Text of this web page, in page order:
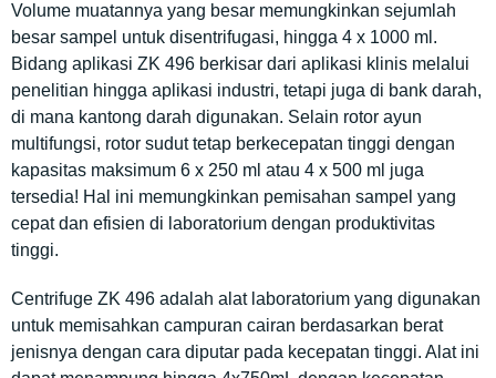
Volume muatannya yang besar memungkinkan sejumlah
besar sampel untuk disentrifugasi, hingga 4 x 1000 ml.
Bidang aplikasi ZK 496 berkisar dari aplikasi klinis melalui
penelitian hingga aplikasi industri, tetapi juga di bank darah,
di mana kantong darah digunakan. Selain rotor ayun
multifungsi, rotor sudut tetap berkecepatan tinggi dengan
kapasitas maksimum 6 x 250 ml atau 4 x 500 ml juga
tersedia! Hal ini memungkinkan pemisahan sampel yang
cepat dan efisien di laboratorium dengan produktivitas
tinggi.
Centrifuge ZK 496 adalah alat laboratorium yang digunakan
untuk memisahkan campuran cairan berdasarkan berat
jenisnya dengan cara diputar pada kecepatan tinggi. Alat ini